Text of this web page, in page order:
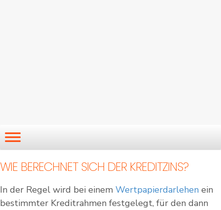
WIE BERECHNET SICH DER KREDITZINS?
In der Regel wird bei einem Wertpapierdarlehen ein
bestimmter Kreditrahmen festgelegt, für den dann